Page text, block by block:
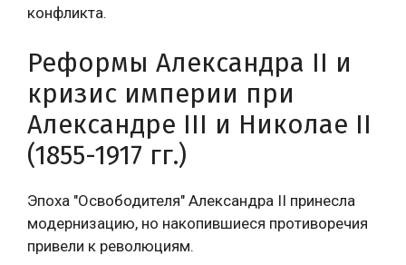
конфликта.
Реформы Александра II и
кризис империи при
Александре III и Николае II
(1855-1917 гг.)
Эпоха "Освободителя" Александра II принесла
модернизацию, но накопившиеся противоречия
привели к революциям.